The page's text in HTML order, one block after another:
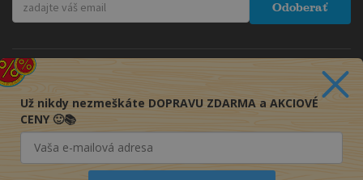
Odoberať
Už nikdy nezmeškáte DOPRAVU ZDARMA a AKCIOVÉ
CENY 🙂📚